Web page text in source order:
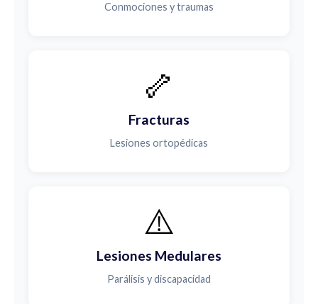
Conmociones y traumas
🦴
Fracturas
Lesiones ortopédicas
⚠️
Lesiones Medulares
Parálisis y discapacidad